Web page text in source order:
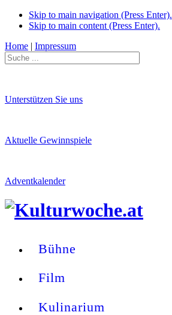
Skip to main navigation (Press Enter).
Skip to main content (Press Enter).
Home | Impressum
Unterstützen Sie uns
Aktuelle Gewinnspiele
Adventkalender
Bühne
Film
Kulinarium